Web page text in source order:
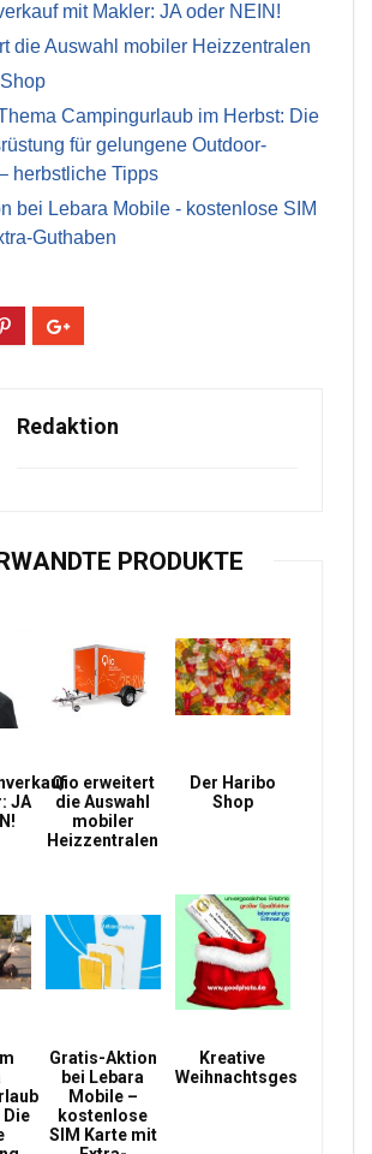
mit Makler: JA oder NEIN!
die Auswahl mobiler Heizzentralen
Campingurlaub im Herbst: Die
für gelungene Outdoor-
herbstliche Tipps
bei Lebara Mobile - kostenlose SIM
Guthaben
Redaktion
PRODUKTE
JA
Qio erweitert
die Auswahl
mobiler
Heizzentralen
Der Haribo
Shop
Die
Gratis-Aktion
bei Lebara
Mobile –
kostenlose
SIM Karte mit
Kreative
Weihnachtsgeschenke